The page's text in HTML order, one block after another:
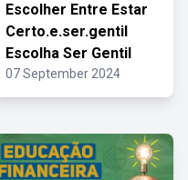
Escolher Entre Estar
Certo.e.ser.gentil
Escolha Ser Gentil
07 September 2024